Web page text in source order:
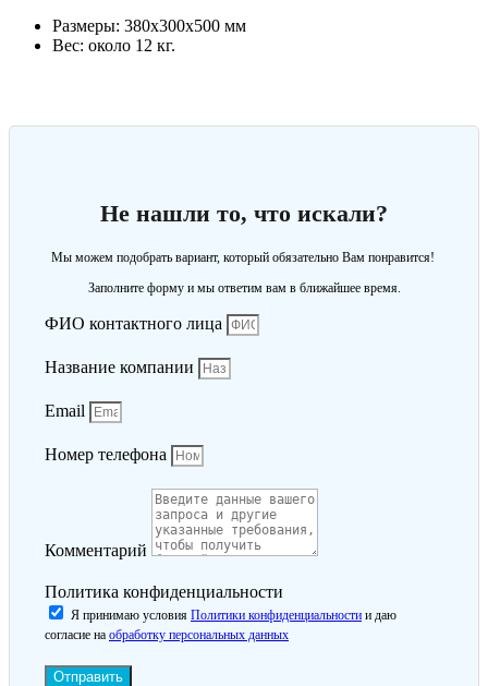
Размеры: 380x300x500 мм
Вес: около 12 кг.
Не нашли то, что искали?
Мы можем подобрать вариант, который обязательно Вам понравится!
Заполните форму и мы ответим вам в ближайшее время.
ФИО контактного лица
Название компании
Email
Номер телефона
Комментарий
Политика конфиденциальности
Я принимаю условия Политики конфиденциальности и даю
согласие на обработку персональных данных
Отправить